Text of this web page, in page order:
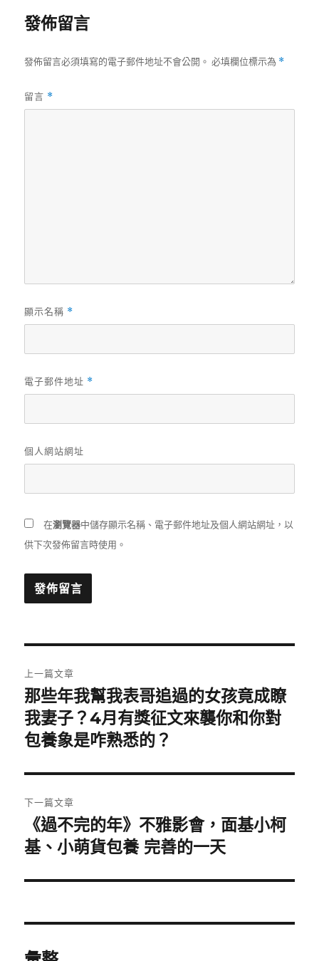
發佈留言
發佈留言必須填寫的電子郵件地址不會公開。 必填欄位標示為 *
留言 *
顯示名稱 *
電子郵件地址 *
個人網站網址
在瀏覽器中儲存顯示名稱、電子郵件地址及個人網站網址，以
供下次發佈留言時使用。
章
導
覽
上一篇文章
上
一
篇
章:
那些年我幫我表哥追過的女孩竟成瞭
我妻子？4月有獎征文來襲你和你對
包養象是咋熟悉的？
下一篇文章
下
一
文
《過不完的年》不雅影會，面基小柯
基、小萌貨包養 完善的一天